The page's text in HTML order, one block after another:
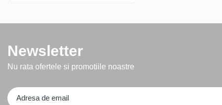
Newsletter
Nu rata ofertele si promotiile noastre